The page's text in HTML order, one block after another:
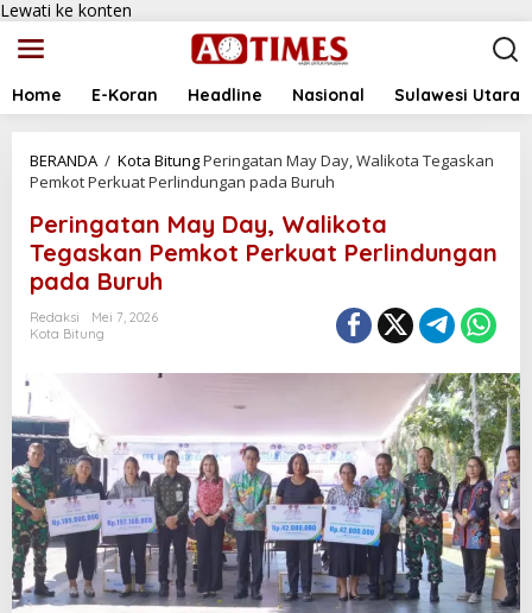
Lewati ke konten
Home E-Koran Headline Nasional Sulawesi Utara
BERANDA / Kota BitungPeringatan May Day, Walikota Tegaskan
Pemkot Perkuat Perlindungan pada Buruh
Peringatan May Day, Walikota
Tegaskan Pemkot Perkuat Perlindungan
pada Buruh
Redaksi
Mei 7, 2026
Kota Bitung